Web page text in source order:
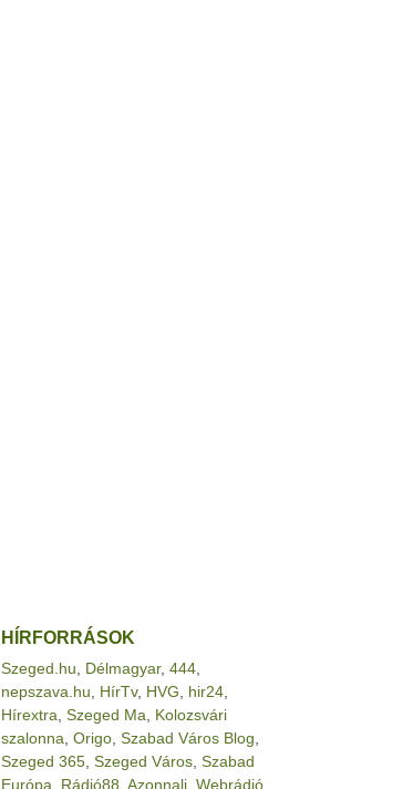
HÍRFORRÁSOK
Szeged.hu Délmagyar, 444
nepszava.hu
HírTv, HVG hir24
Hírextra Szeged Ma
Kolozsvári
szalonna Origo Szabad Város Blog
Szeged 365 Szeged Város Szabad
Európa
Rádió88 Azonnali Webrádió